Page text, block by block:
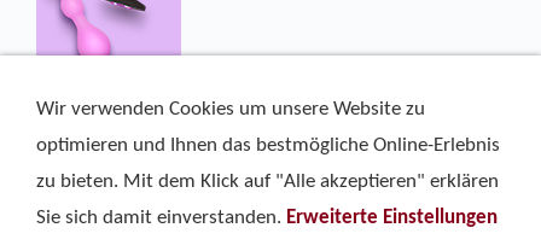
Wir verwenden Cookies um unsere Website zu
optimieren und Ihnen das bestmögliche Online-Erlebnis
zu bieten. Mit dem Klick auf "Alle akzeptieren" erklären
Sie sich damit einverstanden. Erweiterte Einstellungen